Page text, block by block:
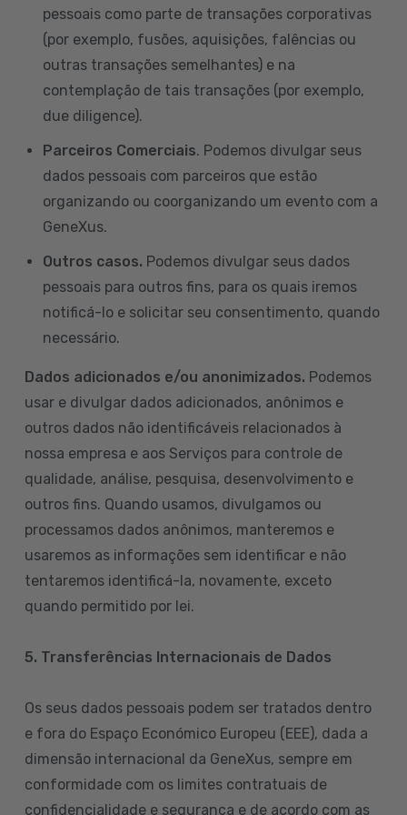
pessoais como parte de transações corporativas
(por exemplo, fusões, aquisições, falências ou
outras transações semelhantes) e na
contemplação de tais transações (por exemplo,
due diligence).
Parceiros Comerciais. Podemos divulgar seus
dados pessoais com parceiros que estão
organizando ou coorganizando um evento com a
GeneXus.
Outros casos. Podemos divulgar seus dados
pessoais para outros fins, para os quais iremos
notificá-lo e solicitar seu consentimento, quando
necessário.
Dados adicionados e/ou anonimizados. Podemos
usar e divulgar dados adicionados, anônimos e
outros dados não identificáveis relacionados à
nossa empresa e aos Serviços para controle de
qualidade, análise, pesquisa, desenvolvimento e
outros fins. Quando usamos, divulgamos ou
processamos dados anônimos, manteremos e
usaremos as informações sem identificar e não
tentaremos identificá-la, novamente, exceto
quando permitido por lei.
5. Transferências Internacionais de Dados
Os seus dados pessoais podem ser tratados dentro
e fora do Espaço Económico Europeu (EEE), dada a
dimensão internacional da GeneXus, sempre em
conformidade com os limites contratuais de
confidencialidade e segurança e de acordo com as